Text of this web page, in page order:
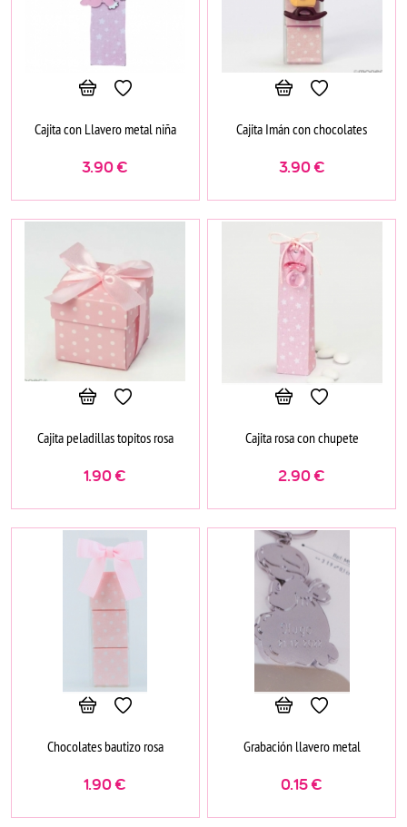
Cajita con Llavero metal niña
3.90€
Cajita Imán con chocolates
3.90€
Cajita peladillas topitos rosa
1.90€
Cajita rosa con chupete
2.90€
Chocolates bautizo rosa
1.90€
Grabación llavero metal
0.15€